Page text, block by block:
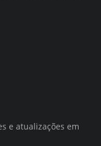
e atualizações em